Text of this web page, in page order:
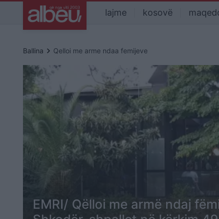
lajme kosovë
Ballina keyboard_arrow_right Qelloi me arme ndaa femijeve
EMRI/ Qëlloi me armë ndaj